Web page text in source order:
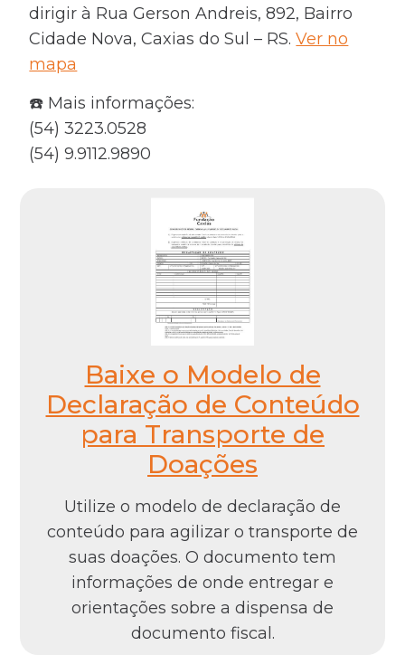
dirigir à Rua Gerson Andreis, 892, Bairro
Cidade Nova, Caxias do Sul – RS.Ver no
mapa
☎️ Mais informações:
(54) 3223.0528
(54) 9.9112.9890
Baixe o Modelo de
Declaração de Conteúdo
para Transporte de
Doações
Utilize o modelo de declaração de
conteúdo para agilizar o transporte de
suas doações. O documento tem
informações de onde entregar e
orientações sobre a dispensa de
documento fiscal.